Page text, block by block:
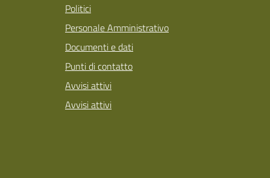
Politici
Personale Amministrativo
Documenti e dati
Punti di contatto
Avvisi attivi
Avvisi attivi